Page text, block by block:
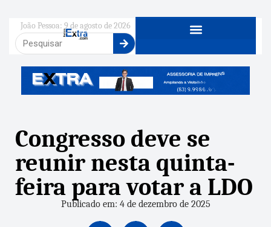
João Pessoa: 9 de agosto de 2026
Congresso deve se
reunir nesta quinta-
feira para votar a LDO
Publicado em: 4 de dezembro de 2025